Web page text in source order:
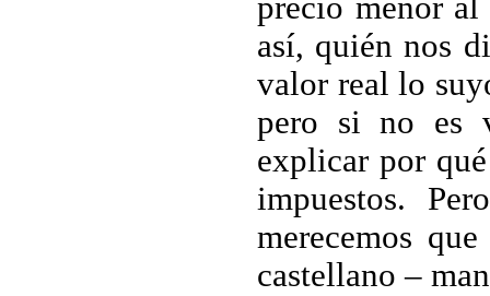
precio menor
así, quién nos
valor real lo
pero si no es
explicar por
impuestos.
merecemos
castellano –